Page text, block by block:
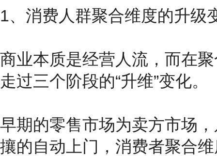
1、消费人群聚合维度的升级
商业本质是经营人流，而在
走过三个阶段的“升维”变化。
早期的零售市场为卖方市场
攘的自动上门，消费者聚合